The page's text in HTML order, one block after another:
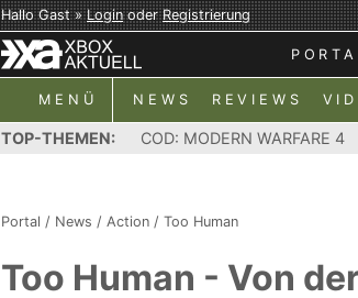
Hallo Gast »LoginoderRegistrierung
MENÜ NEWS REVIEWS
TOP-THEMEN: COD: MODERN WARFARE 4
Portal / News / Action / Too Human
Too Human - Von